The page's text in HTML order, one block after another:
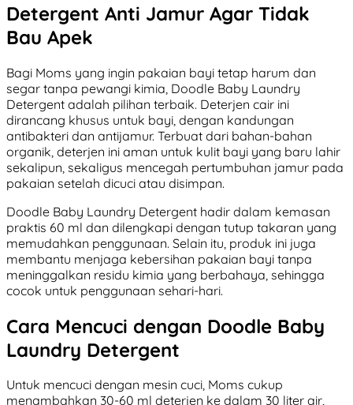
Detergent Anti Jamur Agar Tidak
Bau Apek
Bagi Moms yang ingin pakaian bayi tetap harum dan
segar tanpa pewangi kimia, Doodle Baby Laundry
Detergent adalah pilihan terbaik. Deterjen cair ini
dirancang khusus untuk bayi, dengan kandungan
antibakteri dan antijamur. Terbuat dari bahan-bahan
organik, deterjen ini aman untuk kulit bayi yang baru lahir
sekalipun, sekaligus mencegah pertumbuhan jamur pada
pakaian setelah dicuci atau disimpan.
Doodle Baby Laundry Detergent hadir dalam kemasan
praktis 60 ml dan dilengkapi dengan tutup takaran yang
memudahkan penggunaan. Selain itu, produk ini juga
membantu menjaga kebersihan pakaian bayi tanpa
meninggalkan residu kimia yang berbahaya, sehingga
cocok untuk penggunaan sehari-hari.
Cara Mencuci dengan Doodle Baby
Laundry Detergent
Untuk mencuci dengan mesin cuci, Moms cukup
menambahkan 30-60 ml deterjen ke dalam 30 liter air,